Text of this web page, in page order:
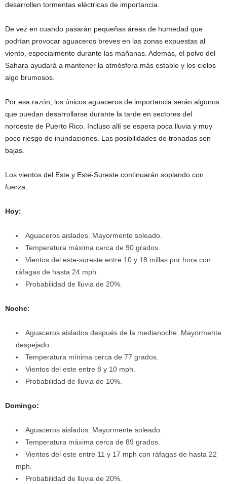
desarrollen tormentas eléctricas de importancia.
De vez en cuando pasarán pequeñas áreas de humedad que
podrían provocar aguaceros breves en las zonas expuestas al
viento, especialmente durante las mañanas. Además, el polvo del
Sahara ayudará a mantener la atmósfera más estable y los cielos
algo brumosos.
Por esa razón, los únicos aguaceros de importancia serán algunos
que puedan desarrollarse durante la tarde en sectores del
noroeste de Puerto Rico. Incluso allí se espera poca lluvia y muy
poco riesgo de inundaciones. Las posibilidades de tronadas son
bajas.
Los vientos del Este y Este-Sureste continuarán soplando con
fuerza.
Hoy:
Aguaceros aislados. Mayormente soleado.
Temperatura máxima cerca de 90 grados.
Vientos del este-sureste entre 10 y 18 millas por hora con
ráfagas de hasta 24 mph.
Probabilidad de lluvia de 20%.
Noche:
Aguaceros aislados después de la medianoche. Mayormente
despejado.
Temperatura mínima cerca de 77 grados.
Vientos del este entre 8 y 10 mph.
Probabilidad de lluvia de 10%.
Domingo:
Aguaceros aislados. Mayormente soleado.
Temperatura máxima cerca de 89 grados.
Vientos del este entre 11 y 17 mph con ráfagas de hasta 22
mph.
Probabilidad de lluvia de 20%.